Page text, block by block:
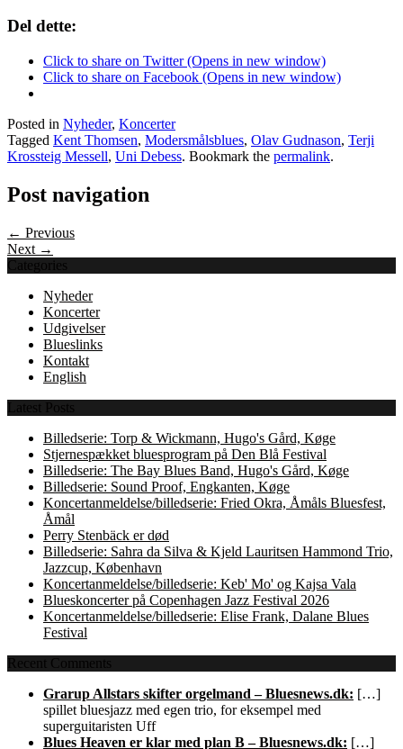
Del dette:
Click to share on Twitter (Opens in new window)
Click to share on Facebook (Opens in new window)
Posted in Nyheder, Koncerter
Tagged Kent Thomsen, Modersmålsblues, Olav Gudnason, Terji
Krossteig Messell, Uni Debess. Bookmark the permalink.
Post navigation
← Previous
Next →
Categories
Nyheder
Koncerter
Udgivelser
Blueslinks
Kontakt
English
Latest Posts
Billedserie: Torp & Wickmann, Hugo's Gård, Køge
Stjernespækket bluesprogram på Den Blå Festival
Billedserie: The Bay Blues Band, Hugo's Gård, Køge
Billedserie: Sound Proof, Engkanten, Køge
Koncertanmeldelse/billedserie: Fried Okra, Åmåls Bluesfest,
Åmål
Perry Stenbäck er død
Billedserie: Sahra da Silva & Kjeld Lauritsen Hammond Trio,
Jazzcup, København
Koncertanmeldelse/billedserie: Keb' Mo' og Kajsa Vala
Blueskoncerter på Copenhagen Jazz Festival 2026
Koncertanmeldelse/billedserie: Elise Frank, Dalane Blues
Festival
Recent Comments
Grarup Allstars skifter orgelmand – Bluesnews.dk: […]
spillet bluesjazz med egen trio, for eksempel med
superguitaristen Uff
Blues Heaven er klar med plan B – Bluesnews.dk: […]